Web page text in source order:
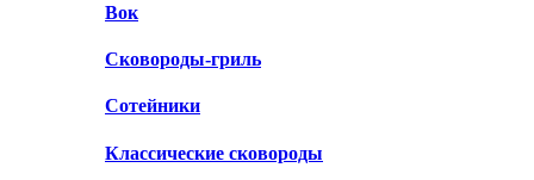
Вок
Сковороды-гриль
Сотейники
Классические сковороды